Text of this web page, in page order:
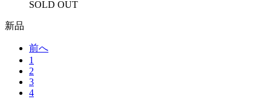
SOLD OUT
新品
前へ
1
2
3
4